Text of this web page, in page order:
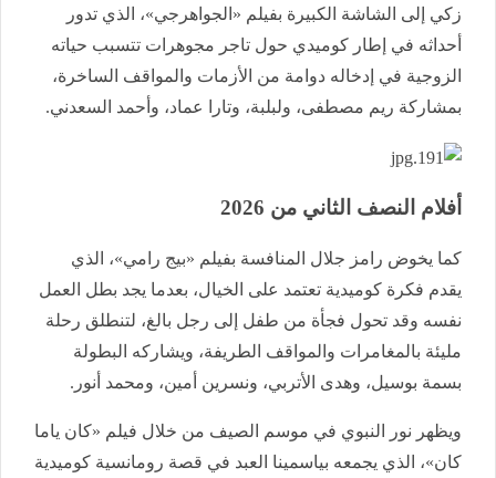
زكي إلى الشاشة الكبيرة بفيلم «الجواهرجي»، الذي تدور
أحداثه في إطار كوميدي حول تاجر مجوهرات تتسبب حياته
الزوجية في إدخاله دوامة من الأزمات والمواقف الساخرة،
بمشاركة ريم مصطفى، ولبلبة، وتارا عماد، وأحمد السعدني.
أفلام النصف الثاني من 2026
كما يخوض رامز جلال المنافسة بفيلم «بيج رامي»، الذي
يقدم فكرة كوميدية تعتمد على الخيال، بعدما يجد بطل العمل
نفسه وقد تحول فجأة من طفل إلى رجل بالغ، لتنطلق رحلة
مليئة بالمغامرات والمواقف الطريفة، ويشاركه البطولة
بسمة بوسيل، وهدى الأتربي، ونسرين أمين، ومحمد أنور.
ويظهر نور النبوي في موسم الصيف من خلال فيلم «كان ياما
كان»، الذي يجمعه بياسمينا العبد في قصة رومانسية كوميدية